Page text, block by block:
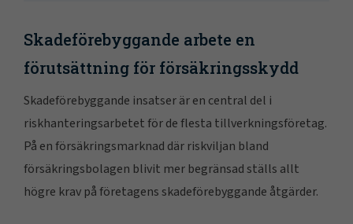
Skadeförebyggande arbete en
förutsättning för försäkringsskydd
Skadeförebyggande insatser är en central del i
riskhanteringsarbetet för de flesta tillverkningsföretag.
På en försäkringsmarknad där riskviljan bland
försäkringsbolagen blivit mer begränsad ställs allt
högre krav på företagens skadeförebyggande åtgärder.